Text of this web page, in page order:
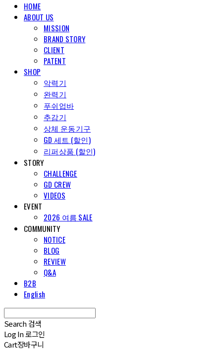
HOME
ABOUT US
MISSION
BRAND STORY
CLIENT
PATENT
SHOP
악력기
완력기
푸쉬업바
추감기
상체 운동기구
GD 세트 (할인)
리퍼상품 (할인)
STORY
CHALLENGE
GD CREW
VIDEOS
EVENT
2026 여름 SALE
COMMUNITY
NOTICE
BLOG
REVIEW
Q&A
B2B
English
Search 검색
Log In로그인
Cart장바구니